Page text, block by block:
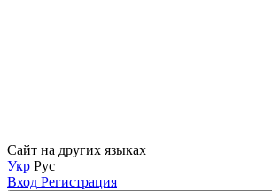
Сайт на других языках
Укр Рус
Вход Регистрация